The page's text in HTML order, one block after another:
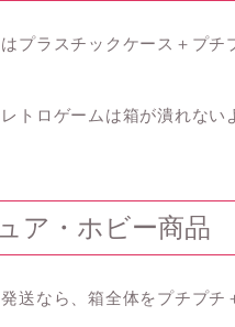
プラスチックケース＋プチ
トロゲームは箱が潰れない
ア・ホビー商品
送なら、箱全体をプチプチ